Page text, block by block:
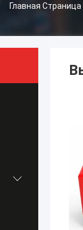
Главная Страница